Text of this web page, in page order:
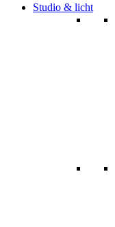
Studio & licht